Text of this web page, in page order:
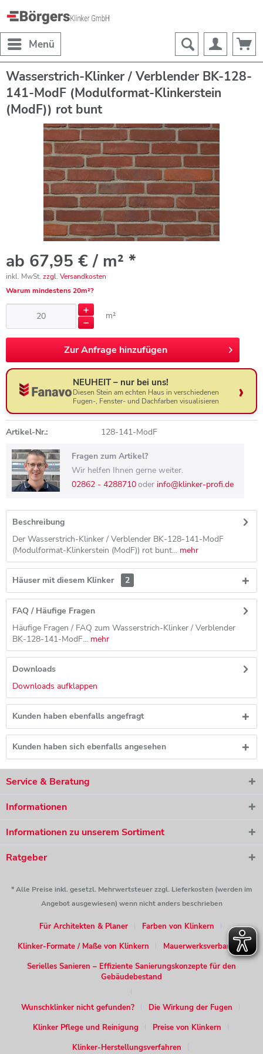
Menü
Wasserstrich-Klinker / Verblender BK-128-
141-ModF (Modulformat-Klinkerstein
(ModF)) rot bunt
ab 67,95 € / m² *
inkl. MwSt. zzgl. Versandkosten
Warum mindestens 20m²?
m²
ZurAnfrage hinzufügen
NEUHEIT – nur bei uns!
Diesen Stein am echten Haus in verschiedenen
Fugen-, Fenster- und Dachfarben visualisieren
Artikel-Nr.: 128-141-ModF
Fragen zum Artikel?
Wir helfen Ihnen gerne weiter.
02862 - 4288710oder info@klinker-profi.de
Beschreibung
Der Wasserstrich-Klinker / Verblender BK-128-141-ModF
(Modulformat-Klinkerstein (ModF)) rot bunt... mehr
Häuser mit diesem Klinker 2
FAQ / Häufige Fragen
Häufige Fragen / FAQ zum Wasserstrich-Klinker / Verblender
BK-128-141-ModF... mehr
Downloads
Downloads aufklappen
Kunden haben ebenfalls angefragt
Kunden haben sich ebenfalls angesehen
Service & Beratung
Informationen
Informationen zu unserem Sortiment
Ratgeber
* Alle Preise inkl. gesetzl. Mehrwertsteuer zzgl. Lieferkosten (werden im
Angebot ausgewiesen) wenn nicht anders beschrieben
Für Architekten & Planer
Farben von Klinkern
Klinker-Formate / Maße von Klinkern
Mauerwerksverband
Serielles Sanieren – Effiziente Sanierungskonzepte für den
Gebäudebestand
Wunschklinker nicht gefunden?
Die Wirkung der Fugen
Klinker Pflege und Reinigung
Preise von Klinkern
Klinker-Herstellungsverfahren